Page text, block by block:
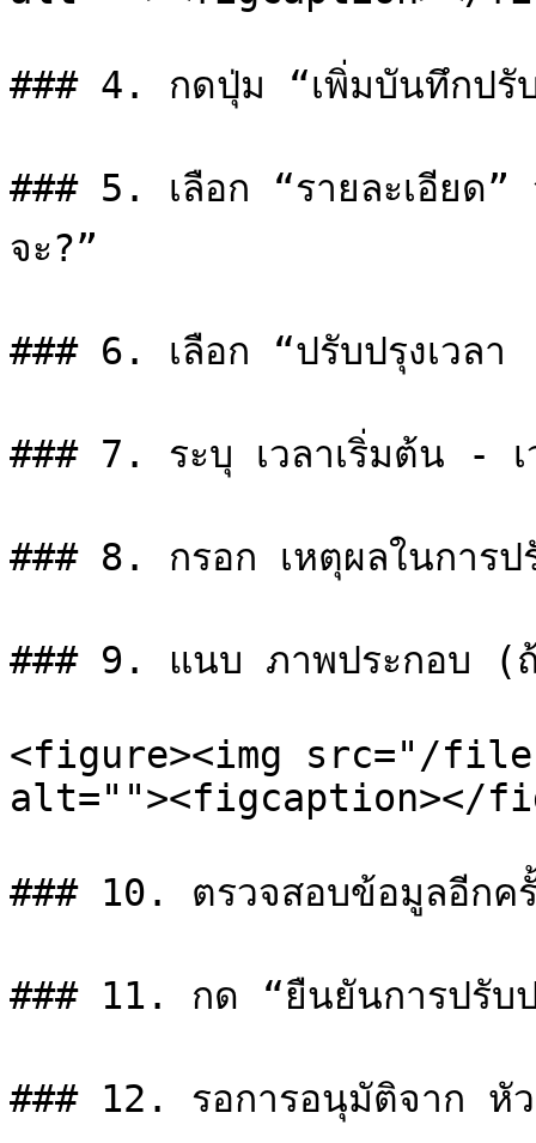
### 4. กดปุ่ม “เพิ่มบันทึกปรับ
### 5. เลือก “รายละเอียด”
จะ?”
### 6. เลือก “ปรับปรุงเวลา
### 7. ระบุ เวลาเริ่มต้น - เ
### 8. กรอก เหตุผลในการปรั
### 9. แนบ ภาพประกอบ (
<figure><img src="/files/
alt=""><figcaption></
### 10. ตรวจสอบข้อมูลอีกค
### 11. กด “ยืนยันการปรับป
### 12. รอการอนุมัติจาก หั